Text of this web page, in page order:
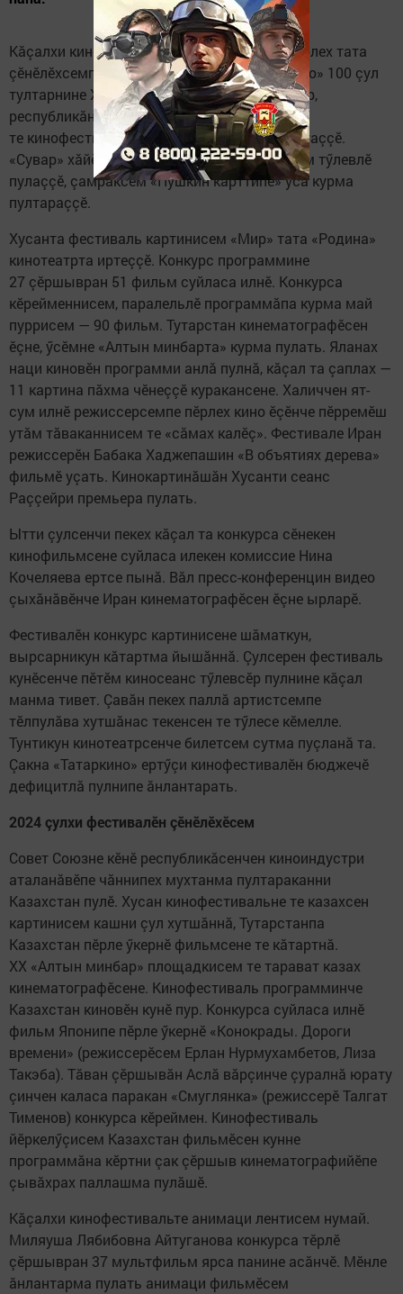
Кăçалхи кинофестиваль ятне тавăрнипе пӗрлех тата
çӗнӗлӗхсемпе те палăрса тăрать. «Татаркино» 100 çул
тултарнине Хусанти площадкăсенче çеç мар,
республикăн районӗсенчи кинозалсенче
те кинофестиваль витӗмӗпе киносем кăтартаççӗ.
«Сувар» хăйӗн сайтӗнче çырнăччӗ, сеанссем тӳлевлӗ
пулаççӗ, çамрăксем «Пушкин карттипе» усă курма
пултараççӗ.
Хусанта фестиваль картинисем «Мир» тата «Родина»
кинотеатрта иртеççӗ. Конкурс программине
27 çӗршывран 51 фильм суйласа илнӗ. Конкурса
кӗрейменнисем, паралельлӗ программăпа курма май
пуррисем — 90 фильм. Тутарстан кинематографӗсен
ӗçне, ӳсӗмне «Алтын минбарта» курма пулать. Яланах
наци киновӗн программи анлă пулнă, кăçал та çаплах —
11 картина пăхма чӗнеççӗ куракансене. Халиччен ят-
сум илнӗ режиссерсемпе пӗрлех кино ӗçӗнче пӗрремӗш
утăм тăваканнисем те «сăмах калӗç». Фестивале Иран
режиссерӗн Бабака Хаджепашин «В объятиях дерева»
фильмӗ уçать. Кинокартинăшăн Хусанти сеанс
Раççейри премьера пулать.
Ытти çулсенчи пекех кăçал та конкурса сӗнекен
кинофильмсене суйласа илекен комиссие Нина
Кочеляева ертсе пынă. Вăл пресс-конференцин видео
çыхăнăвӗнче Иран кинематографӗсен ӗçне ырларӗ.
Фестивалӗн конкурс картинисене шăматкун,
вырсарникун кăтартма йышăннă. Çулсерен фестиваль
кунӗсенче пӗтӗм киносеанс тӳлевсӗр пулнине кăçал
манма тивет. Çавăн пекех паллă артистсемпе
тӗлпулăва хутшăнас текенсен те тӳлесе кӗмелле.
Тунтикун кинотеатрсенче билетсем сутма пуçланă та.
Çакна «Татаркино» ертӳçи кинофестивалӗн бюджечӗ
дефицитлă пулнипе ăнлантарать.
2024 çулхи фестивалӗн çӗнӗлӗхӗсем
Совет Союзне кӗнӗ республикăсенчен киноиндустри
аталанăвӗпе чăннипех мухтанма пултараканни
Казахстан пулӗ. Хусан кинофестивальне те казахсен
картинисем кашни çул хутшăннă, Тутарстанпа
Казахстан пӗрле ӳкернӗ фильмсене те кăтартнă.
XX «Алтын минбар» площадкисем те тарават казах
кинематографӗсене. Кинофестиваль программинче
Казахстан киновӗн кунӗ пур. Конкурса суйласа илнӗ
фильм Японипе пӗрле ӳкернӗ «Конокрады. Дороги
времени» (режиссерӗсем Ерлан Нурмухамбетов, Лиза
Такэба). Тăван çӗршывăн Аслă вăрçинче çуралнă юрату
çинчен каласа паракан «Смуглянка» (режиссерӗ Талгат
Тименов) конкурса кӗреймен. Кинофестиваль
йӗркелӳçисем Казахстан фильмӗсен кунне
программăна кӗртни çак çӗршыв кинематографийӗпе
çывăхрах паллашма пулăшӗ.
Кăçалхи кинофестивальте анимаци лентисем нумай.
Миляуша Лябибовна Айтуганова конкурса тӗрлӗ
çӗршывран 37 мультфильм ярса панине асăнчӗ. Мӗнле
ăнлантарма пулать анимаци фильмӗсем